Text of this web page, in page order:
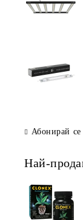
Абонирай се
Най-